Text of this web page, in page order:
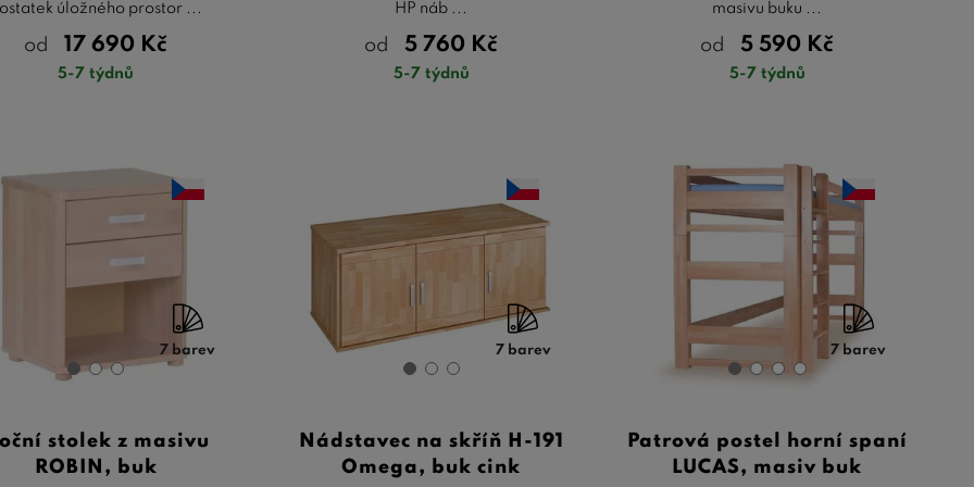
úložného prostor ...
od 17 690 Kč
5-7 týdnů
HP náb ...
od 5 760 Kč
5-7 týdnů
masivu buku ...
od 5 590 Kč
5-7 týdnů
7 barev
stolek z masivu
ROBIN, buk
7 barev
Nádstavec na skříň H-191
Omega, buk cink
7 barev
Patrová postel horní spaní
LUCAS, masiv buk